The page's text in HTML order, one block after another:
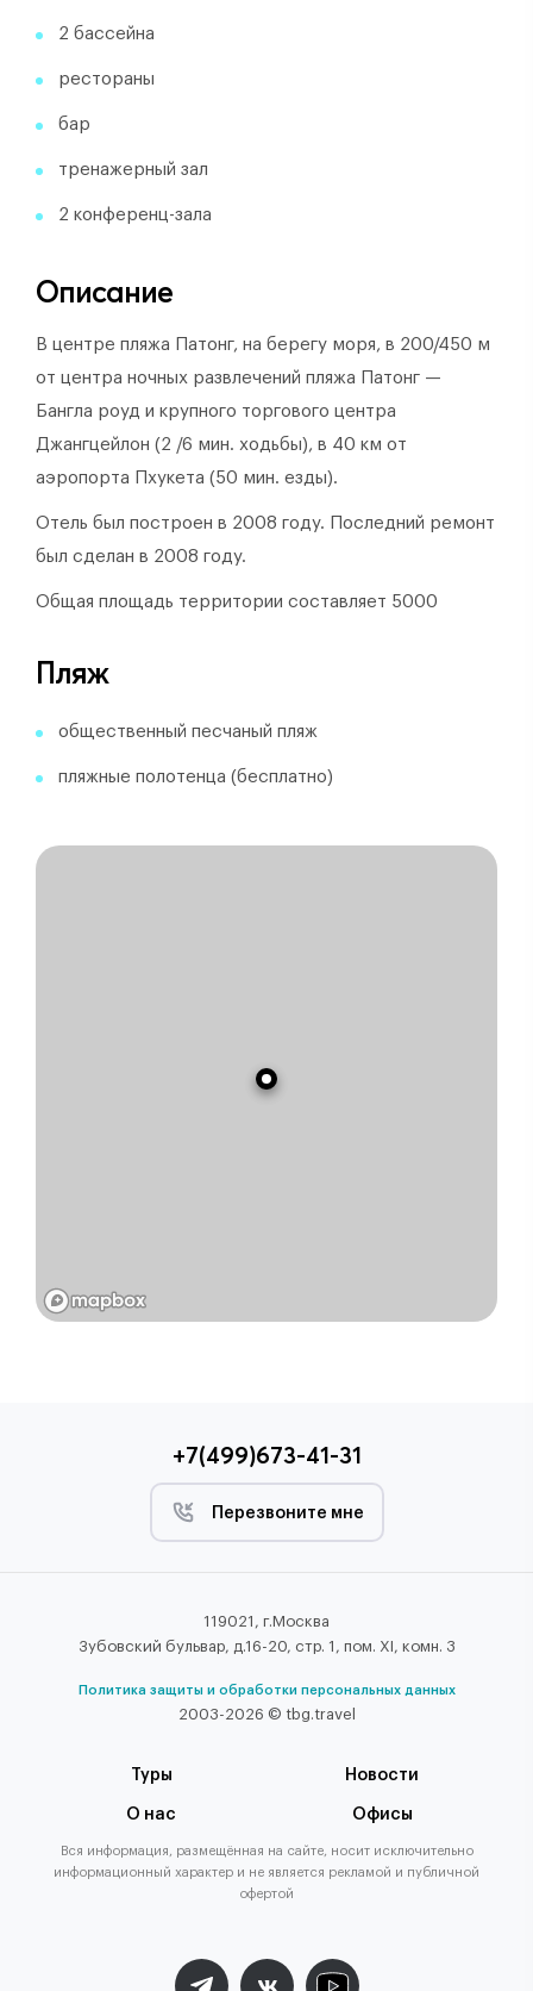
2 бассейна
рестораны
бар
тренажерный зал
2 конференц-зала
Описание
В центре пляжа Патонг, на берегу моря, в 200/450 м
от центра ночных развлечений пляжа Патонг —
Бангла роуд и крупного торгового центра
Джангцейлон (2 /6 мин. ходьбы), в 40 км от
аэропорта Пхукета (50 мин. езды).
Отель был построен в 2008 году. Последний ремонт
был сделан в 2008 году.
Общая площадь территории составляет 5000
Пляж
общественный песчаный пляж
пляжные полотенца (бесплатно)
+7(499)673-41-31
Перезвоните мне
119021, г.Москва
Зубовский бульвар, д.16-20, стр. 1, пом. XI, комн. 3
Политика защиты и обработки персональных данных
2003-2026 © tbg.travel
Туры Новости
О нас Офисы
Вся информация, размещённая на сайте, носит исключительно
информационный характер и не является рекламой и публичной
офертой